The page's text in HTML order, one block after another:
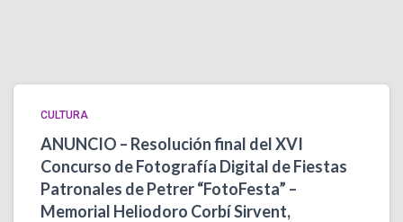
CULTURA
ANUNCIO – Resolución final del XVI
Concurso de Fotografía Digital de Fiestas
Patronales de Petrer “FotoFesta” –
Memorial Heliodoro Corbí Sirvent,